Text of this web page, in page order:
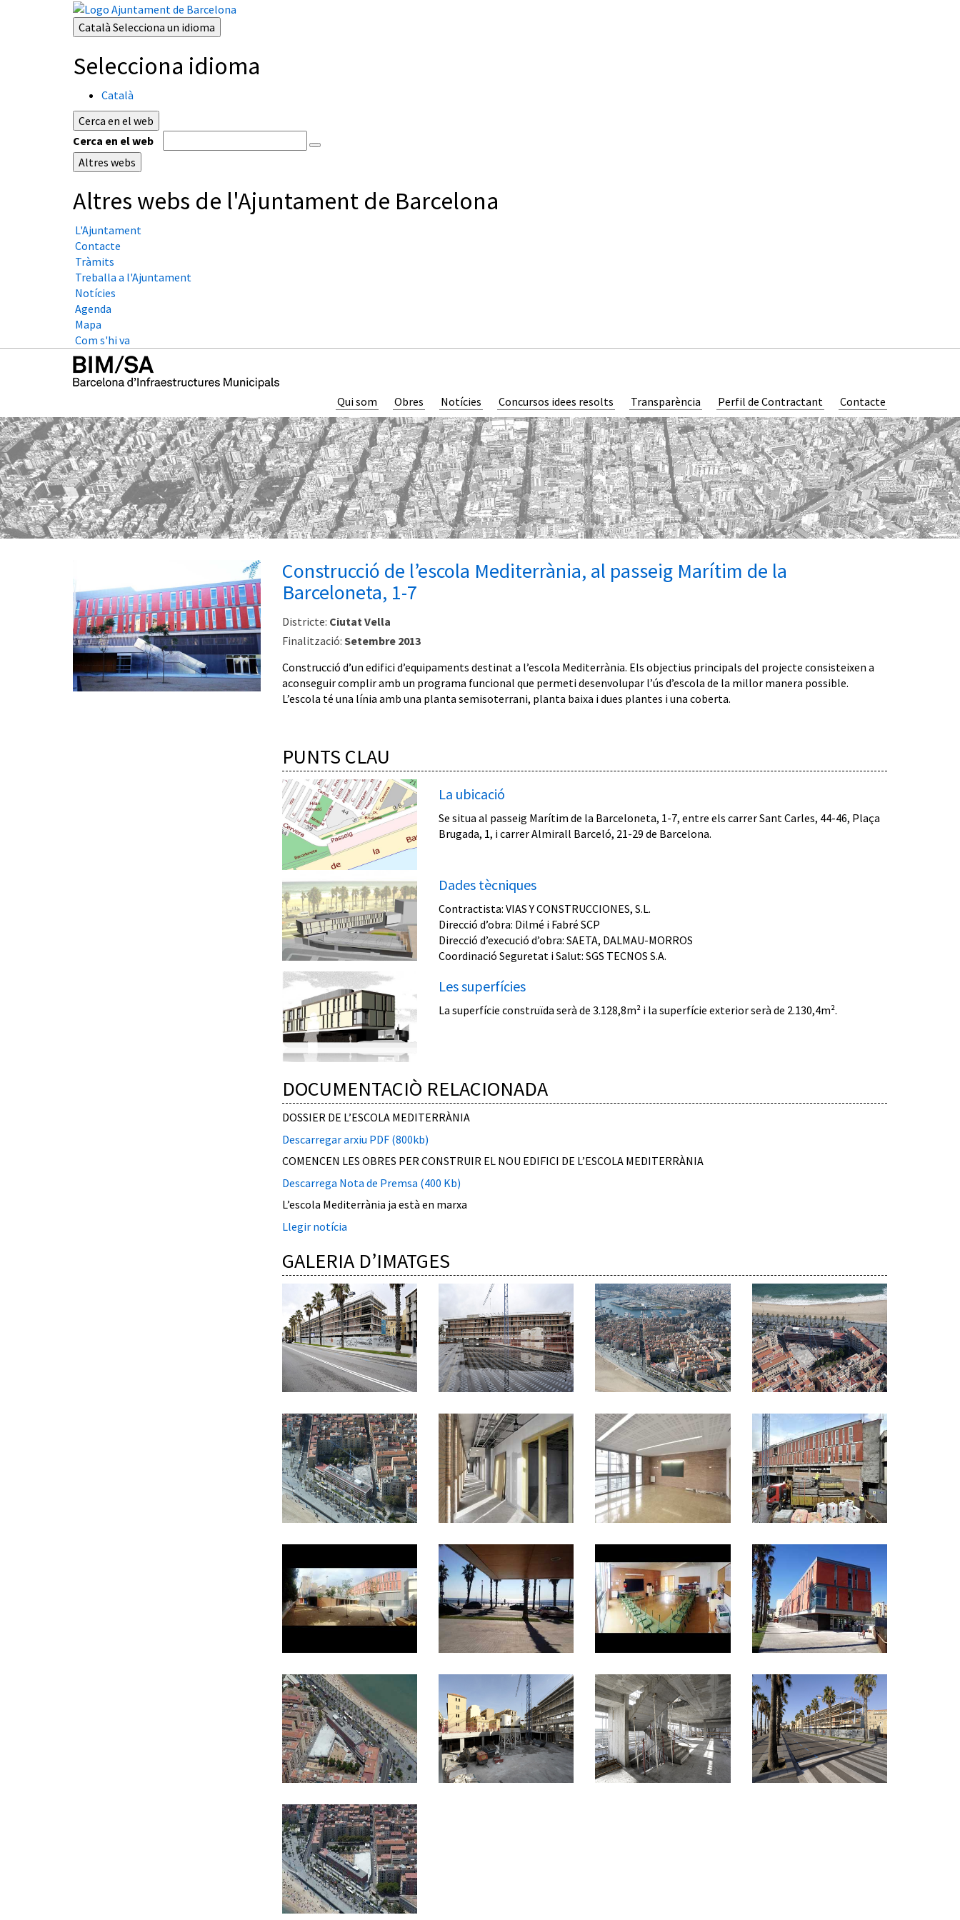
Català Selecciona un idioma
Selecciona idioma
Català
Cerca en el web
Cerca en el web
Altres webs
Altres webs de l'Ajuntament de Barcelona
L'Ajuntament
Contacte
Tràmits
Treballa a l'Ajuntament
Notícies
Agenda
Mapa
Com s'hi va
Qui som Obres Notícies Concursos idees resolts Transparència Perfil de Contractant Contacte
Construcció de l’escola Mediterrània, al passeig Marítim de la
Barceloneta, 1-7
Districte: Ciutat Vella
Finalització: Setembre 2013
Construcció d’un edifici d’equipaments destinat a l’escola Mediterrània. Els objectius principals del projecte consisteixen a
aconseguir complir amb un programa funcional que permeti desenvolupar l’ús d’escola de la millor manera possible.
L’escola té una línia amb una planta semisoterrani, planta baixa i dues plantes i una coberta.
PUNTS CLAU
La ubicació
Se situa al passeig Marítim de la Barceloneta, 1-7, entre els carrer Sant Carles, 44-46, Plaça
Brugada, 1, i carrer Almirall Barceló, 21-29 de Barcelona.
Dades tècniques
Contractista: VIAS Y CONSTRUCCIONES, S.L.
Direcció d’obra: Dilmé i Fabré SCP
Direcció d’execució d’obra: SAETA, DALMAU-MORROS
Coordinació Seguretat i Salut: SGS TECNOS S.A.
Les superfícies
La superfície construïda serà de 3.128,8m² i la superfície exterior serà de 2.130,4m².
DOCUMENTACIÒ RELACIONADA
DOSSIER DE L’ESCOLA MEDITERRÀNIA
Descarregar arxiu PDF (800kb)
COMENCEN LES OBRES PER CONSTRUIR EL NOU EDIFICI DE L’ESCOLA MEDITERRÀNIA
Descarrega Nota de Premsa (400 Kb)
L’escola Mediterrània ja està en marxa
Llegir notícia
GALERIA D’IMATGES